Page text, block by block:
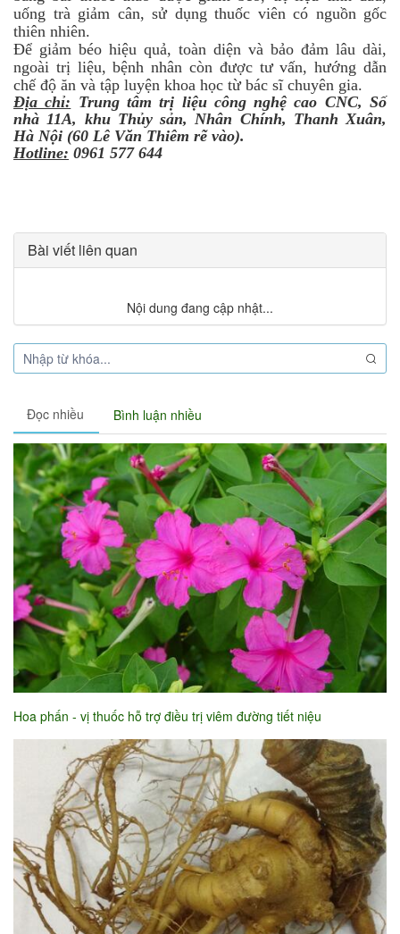
uống trà giảm cân, sử dụng thuốc viên có nguồn gốc
thiên nhiên.
Để giảm béo hiệu quả, toàn diện và bảo đảm lâu dài,
ngoài trị liệu, bệnh nhân còn được tư vấn, hướng dẫn
chế độ ăn và tập luyện khoa học từ bác sĩ chuyên gia.
Địa chỉ: Trung tâm trị liệu công nghệ cao CNC, Số
nhà 11A, khu Thủy sản, Nhân Chính, Thanh Xuân,
Hà Nội (60 Lê Văn Thiêm rẽ vào).
Hotline: 0961 577 644
Bài viết liên quan
Nội dung đang cập nhật...
Đọc nhiều Bình luận nhiều
Hoa phấn - vị thuốc hỗ trợ điều trị viêm đường tiết niệu